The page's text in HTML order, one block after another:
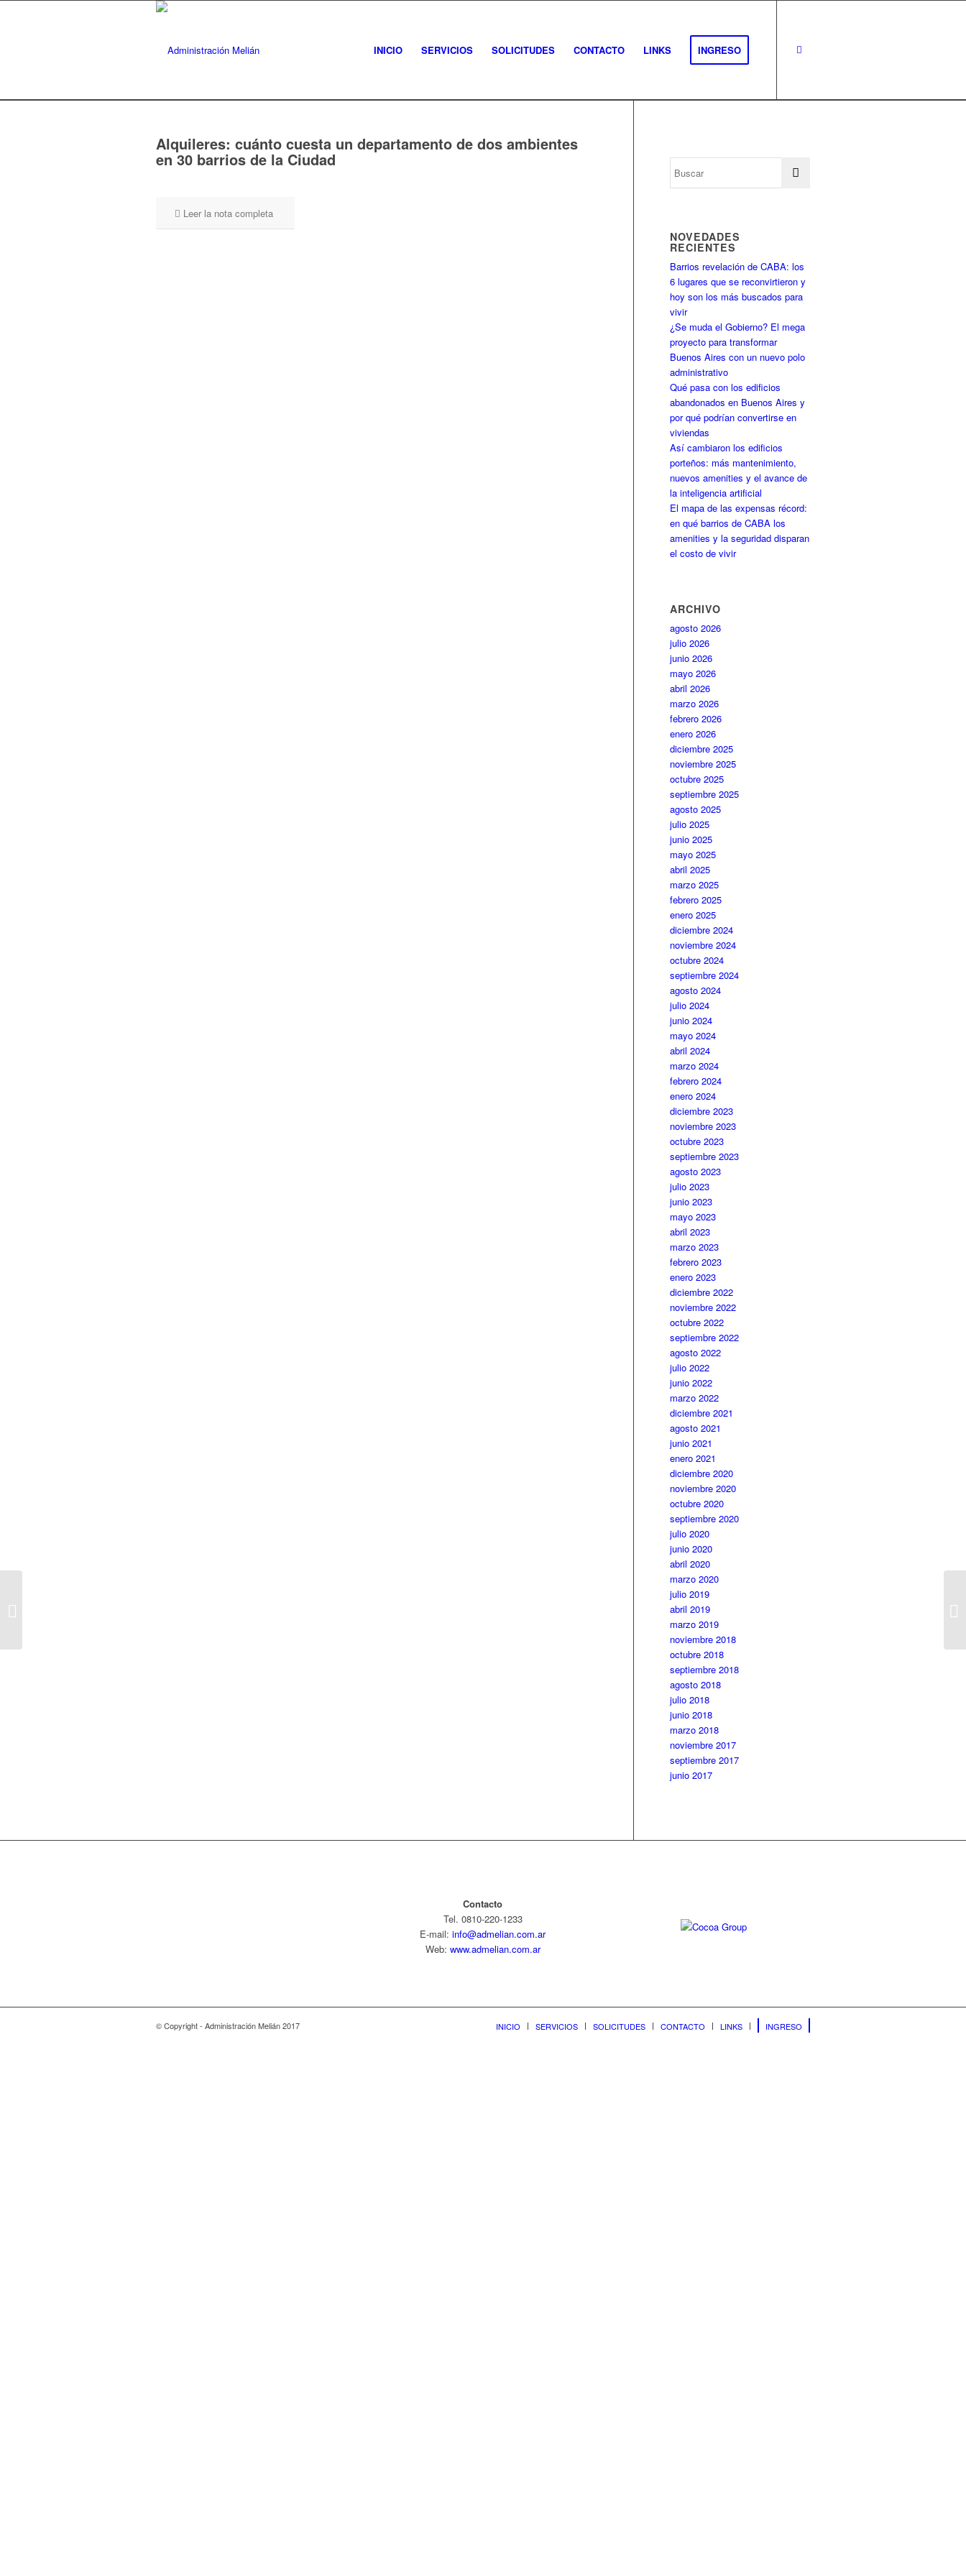
INICIO SERVICIOS SOLICITUDES CONTACTO LINKS INGRESO
Alquileres: cuánto cuesta un departamento de dos ambientes
en 30 barrios de la Ciudad
Leer la nota completa
NOVEDADES
RECIENTES
Barrios revelación de CABA: los
6 lugares que se reconvirtieron y
hoy son los más buscados para
vivir
¿Se muda el Gobierno? El mega
proyecto para transformar
Buenos Aires con un nuevo polo
administrativo
Qué pasa con los edificios
abandonados en Buenos Aires y
por qué podrían convertirse en
viviendas
Así cambiaron los edificios
porteños: más mantenimiento,
nuevos amenities y el avance de
la inteligencia artificial
El mapa de las expensas récord:
en qué barrios de CABA los
amenities y la seguridad disparan
el costo de vivir
ARCHIVO
agosto 2026
julio 2026
junio 2026
mayo 2026
abril 2026
marzo 2026
febrero 2026
enero 2026
diciembre 2025
noviembre 2025
octubre 2025
septiembre 2025
agosto 2025
julio 2025
junio 2025
mayo 2025
abril 2025
marzo 2025
febrero 2025
enero 2025
diciembre 2024
noviembre 2024
octubre 2024
septiembre 2024
agosto 2024
julio 2024
junio 2024
mayo 2024
abril 2024
marzo 2024
febrero 2024
enero 2024
diciembre 2023
noviembre 2023
octubre 2023
septiembre 2023
agosto 2023
julio 2023
junio 2023
mayo 2023
abril 2023
marzo 2023
febrero 2023
enero 2023
diciembre 2022
noviembre 2022
octubre 2022
septiembre 2022
agosto 2022
julio 2022
junio 2022
marzo 2022
diciembre 2021
agosto 2021
junio 2021
enero 2021
diciembre 2020
noviembre 2020
octubre 2020
septiembre 2020
julio 2020
junio 2020
abril 2020
marzo 2020
julio 2019
abril 2019
marzo 2019
noviembre 2018
octubre 2018
septiembre 2018
agosto 2018
julio 2018
junio 2018
marzo 2018
noviembre 2017
septiembre 2017
junio 2017
Contacto
Tel. 0810-220-1233
E-mail:info@admelian.com.ar
Web: www.admelian.com.ar
© Copyright - Administración Melián 2017 INICIO SERVICIOS SOLICITUDES CONTACTO LINKS INGRESO